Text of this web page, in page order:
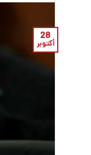
28
أكتوبر